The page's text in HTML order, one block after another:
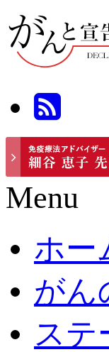
Menu
ホー
がん
ステ